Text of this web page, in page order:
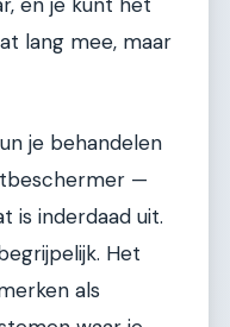
en je kunt het
lang mee, maar
je behandelen
—
is inderdaad uit.
Het
als